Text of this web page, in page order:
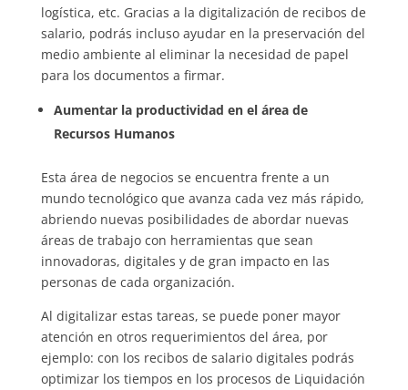
logística, etc. Gracias a la digitalización de recibos de
salario, podrás incluso ayudar en la preservación del
medio ambiente al eliminar la necesidad de papel
para los documentos a firmar.
Aumentar la productividad en el área de
Recursos Humanos
Esta área de negocios se encuentra frente a un
mundo tecnológico que avanza cada vez más rápido,
abriendo nuevas posibilidades de abordar nuevas
áreas de trabajo con herramientas que sean
innovadoras, digitales y de gran impacto en las
personas de cada organización.
Al digitalizar estas tareas, se puede poner mayor
atención en otros requerimientos del área, por
ejemplo: con los recibos de salario digitales podrás
optimizar los tiempos en los procesos de Liquidación